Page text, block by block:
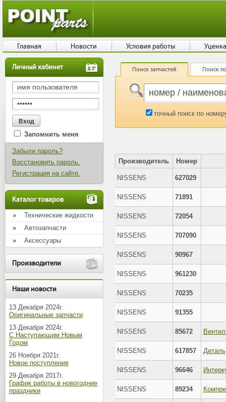
Личный кабинет
Запомнить меня
Забыли пароль?
Восстановить пароль.
Регистрация на сайте.
Каталог товаров
Технические жидкости
Автозапчасти
Аксессуары
Производители
Наши новости
13 Декабря 2024г.
Оригинальные запчасти
13 Декабря 2024г.
С Наступающим Новым
Годом
26 Ноября 2021г.
Новое поступление
29 Декабря 2017г.
График работы в новогодние
праздники
Поиск запчастей Поиск
точный поиск по
Производитель Номер
NISSENS 627029
NISSENS 71891
NISSENS 72054
NISSENS 707090
NISSENS 90967
NISSENS 961230
NISSENS 70235
NISSENS 91355
NISSENS 85672
NISSENS 617857 Деталь
NISSENS 96646
NISSENS 89234
Главная Новости Условия работы